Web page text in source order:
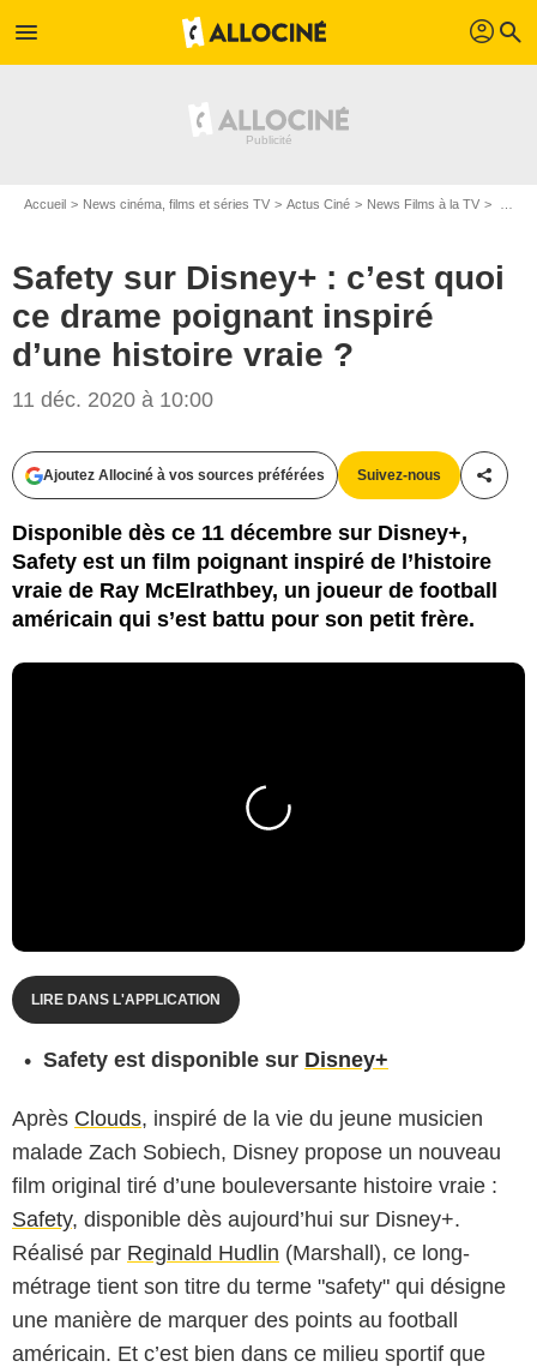
menu profil search
Accueil News cinéma, films et séries TV Actus Ciné News Films à la TV
Safety sur Disney+ : c’est quoi
ce drame poignant inspiré
d’une histoire vraie ?
11 déc. 2020 à 10:00
Ajoutez Allociné à vos sources préférées Suivez-nous
Disponible dès ce 11 décembre sur Disney+,
Safety est un film poignant inspiré de l’histoire
vraie de Ray McElrathbey, un joueur de football
américain qui s’est battu pour son petit frère.
LIRE DANS L'APPLICATION
Safety est disponible sur Disney+
Après Clouds, inspiré de la vie du jeune musicien
malade Zach Sobiech, Disney propose un nouveau
film original tiré d’une bouleversante histoire vraie :
Safety, disponible dès aujourd’hui sur Disney+.
Réalisé par Reginald Hudlin (Marshall), ce long-
métrage tient son titre du terme "safety" qui désigne
une manière de marquer des points au football
américain. Et c’est bien dans ce milieu sportif que